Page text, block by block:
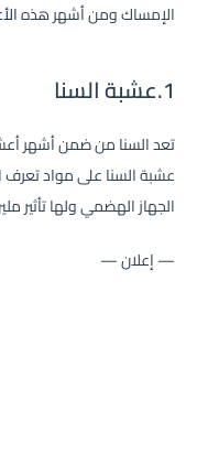
الإمساك ومن أشهر هذه
1.عشبة السنا
تعد السنا من ضمن أشهر
عشبة السنا على مواد
الجهاز الهضمي ولها تأثير
— إعلان —